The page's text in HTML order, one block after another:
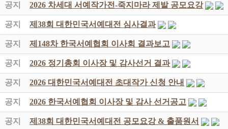
공지 2026 차세대 서예작가전-죽지마라 제발 공모요강
공지 제38회 대한민국서예대전 심사결과
공지 제148차 한국서예협회 이사회 결과보고
공지 2026 정기총회 이사장 및 감사선거 결과
공지 2026 대한민국서예대전 초대작가 신청 안내
공지 2026 한국서예협회 이사장 및 감사 선거공고
공지 제38회 대한민국서예대전 공모요강 & 출품원서